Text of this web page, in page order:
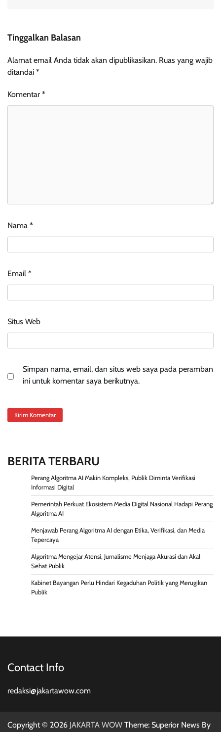
Tinggalkan Balasan
Alamat email Anda tidak akan dipublikasikan. Ruas yang wajib
ditandai *
Komentar *
Nama *
Email *
Situs Web
Simpan nama, email, dan situs web saya pada peramban
ini untuk komentar saya berikutnya.
BERITA TERBARU
Perang Algoritma AI Makin Kompleks, Publik Diminta Verifikasi
Informasi Digital
Pemerintah Perkuat Ekosistem Media Digital Nasional Hadapi Perang
Algoritma AI
Menjawab Perang Algoritma AI dengan Etika, Verifikasi, dan Media
Tepercaya
Algoritma Mengejar Atensi, Jurnalisme Menjaga Akurasi dan Akal
Sehat Publik
Kabinet Bayangan Perlu Hindari Kegaduhan Politik yang Merugikan
Publik
Contact Info
redaksi@jakartawow.com
Copyright © 2026 JAKARTA WOW Theme: Superior News By